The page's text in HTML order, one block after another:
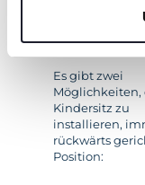
Es gibt zwei
Möglichkeiten,
Kindersitz zu
installieren,
rückwärts
Position: